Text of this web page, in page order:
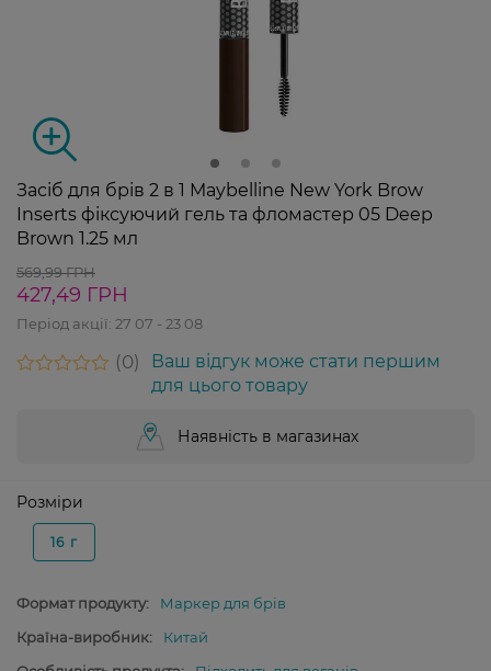
Засіб для брів 2 в 1 Maybelline New York Brow
Inserts фіксуючий гель та фломастер 05 Deep
Brown 1.25 мл
569,99 ГРН
427,49 ГРН
Період акції: 27 07 - 23 08
0
Ваш відгук може стати першим
для цього товару
Наявність в магазинах
Розміри
16 г
Формат продукту:
Маркер для брів
Країна-виробник:
Китай